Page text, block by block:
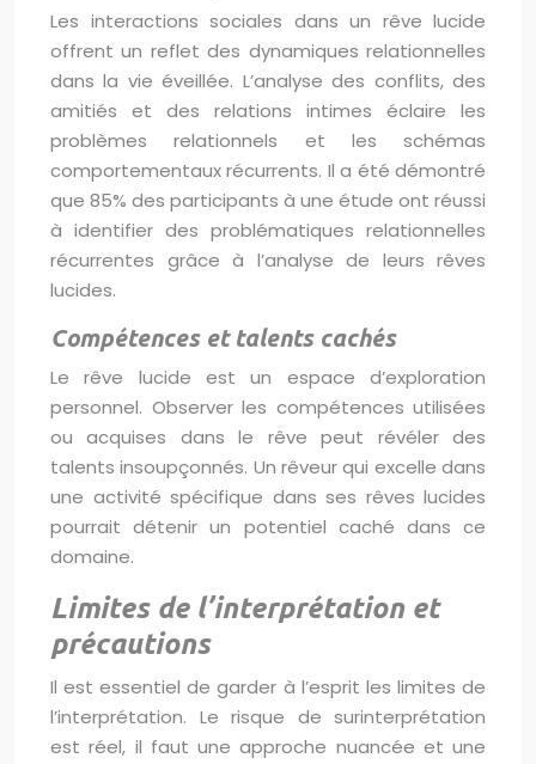
Les interactions sociales dans un rêve lucide
offrent un reflet des dynamiques relationnelles
dans la vie éveillée. L’analyse des conflits, des
amitiés et des relations intimes éclaire les
problèmes relationnels et les schémas
comportementaux récurrents. Il a été démontré
que 85% des participants à une étude ont réussi
à identifier des problématiques relationnelles
récurrentes grâce à l’analyse de leurs rêves
lucides.
Compétences et talents cachés
Le rêve lucide est un espace d’exploration
personnel. Observer les compétences utilisées
ou acquises dans le rêve peut révéler des
talents insoupçonnés. Un rêveur qui excelle dans
une activité spécifique dans ses rêves lucides
pourrait détenir un potentiel caché dans ce
domaine.
Limites de l’interprétation et
précautions
Il est essentiel de garder à l’esprit les limites de
l’interprétation. Le risque de surinterprétation
est réel, il faut une approche nuancée et une